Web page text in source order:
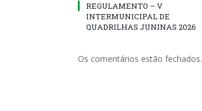
REGULAMENTO – V
INTERMUNICIPAL DE
QUADRILHAS JUNINAS 2026
Os comentários estão fechados.